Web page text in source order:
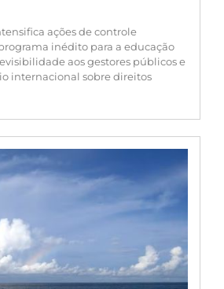
ações de controle
inédito para a educação
aos gestores públicos e
internacional sobre direitos